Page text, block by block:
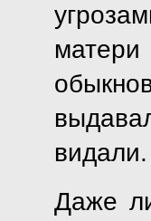
видали.
Даже